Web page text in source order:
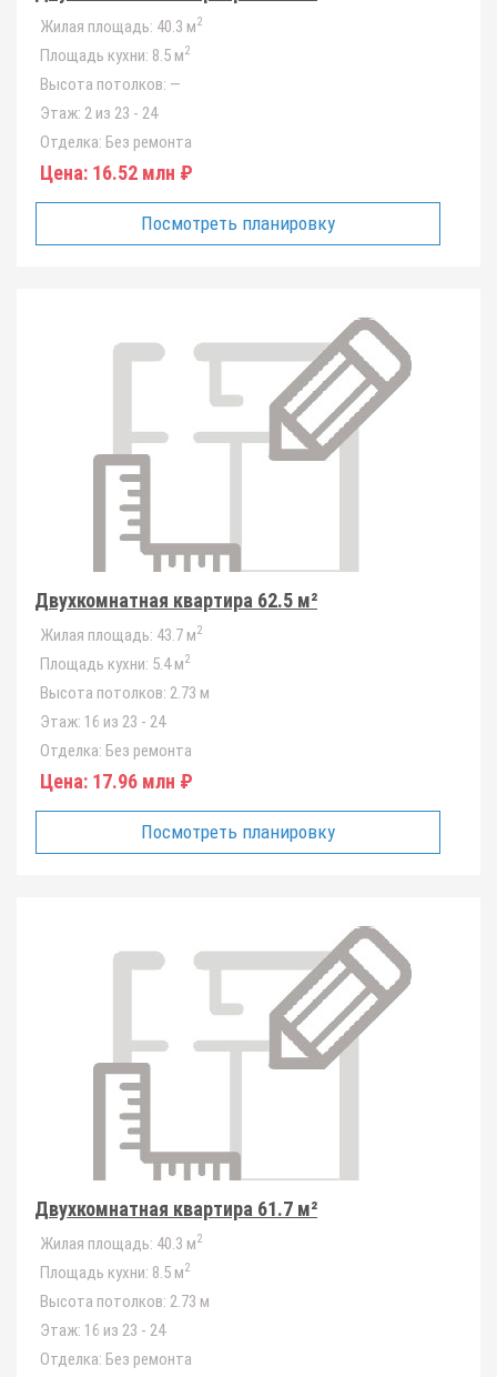
Жилая площадь: 40.3 м2
Площадь кухни: 8.5 м2
Высота потолков: —
Этаж: 2 из 23 - 24
Отделка: Без ремонта
Цена: 16.52 млн ₽
Посмотреть планировку
Двухкомнатная квартира 62.5 м²
Жилая площадь: 43.7 м2
Площадь кухни: 5.4 м2
Высота потолков: 2.73 м
Этаж: 16 из 23 - 24
Отделка: Без ремонта
Цена: 17.96 млн ₽
Посмотреть планировку
Двухкомнатная квартира 61.7 м²
Жилая площадь: 40.3 м2
Площадь кухни: 8.5 м2
Высота потолков: 2.73 м
Этаж: 16 из 23 - 24
Отделка: Без ремонта